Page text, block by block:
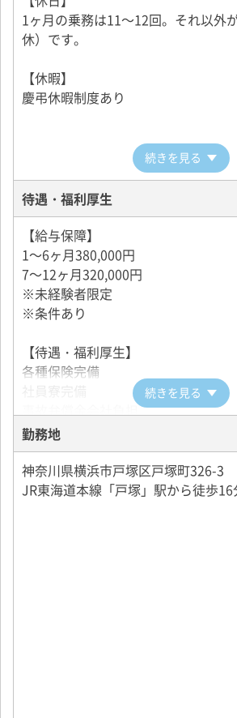
ることができ、お金をかけずに上京
※経験者未経験問わず支給対象
※入社手続き完了後約2週間後に支給
（約2年間）勤務された方は返済免除
■出張面接あり
★新宿営業所の他、東京都内7ヶ所、
の営業所でも同時募集中！
《東京都》
■世田谷営業所
勤務地：東京都世田谷区砧1-1-11
■新町営業所
■蒲田営業所
勤務地：東京都大田区東六郷3-9-11
■江戸川営業所
勤務地：東京都江戸川区平井6-2-28
■赤羽営業所
1ヶ月の乗務は11～12回。それ以外
休）です。
【休暇】
慶弔休暇制度あり
続きを見る
待遇・福利厚生
【給与保障】
1～6ヶ月380,000円
7～12ヶ月320,000円
※未経験者限定
※条件あり
【待遇・福利厚生】
各種保険完備
事故弁償金会社負担
【二種免許取得制度】
二種免許取得養成費用は全額会社負担
一種免許をお持ちの方には有期実習
続きを見る
勤務地
神奈川県横浜市戸塚区戸塚町326-3
JR東海道本線「戸塚」駅から徒歩16